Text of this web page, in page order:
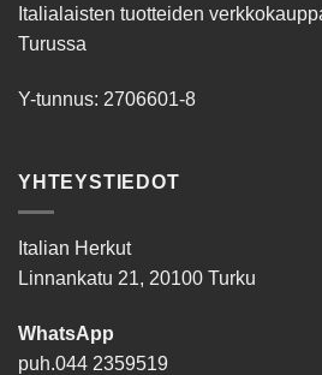
Italialaisten tuotteiden
Turussa
Y-tunnus: 2706601-8
YHTEYSTIEDOT
Italian Herkut
Linnankatu 21, 20100 Turku
WhatsApp
puh.044 2359519